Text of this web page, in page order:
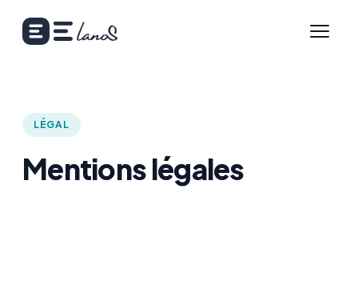
LÉGAL
Mentions légales